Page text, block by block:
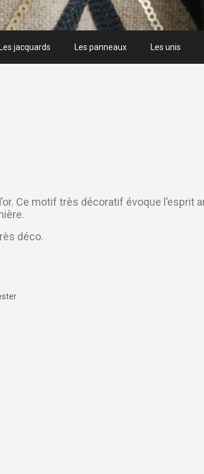
Les jacquards Les panneaux Les unis
Ce motif très décoratif évoque l’esprit
déco.